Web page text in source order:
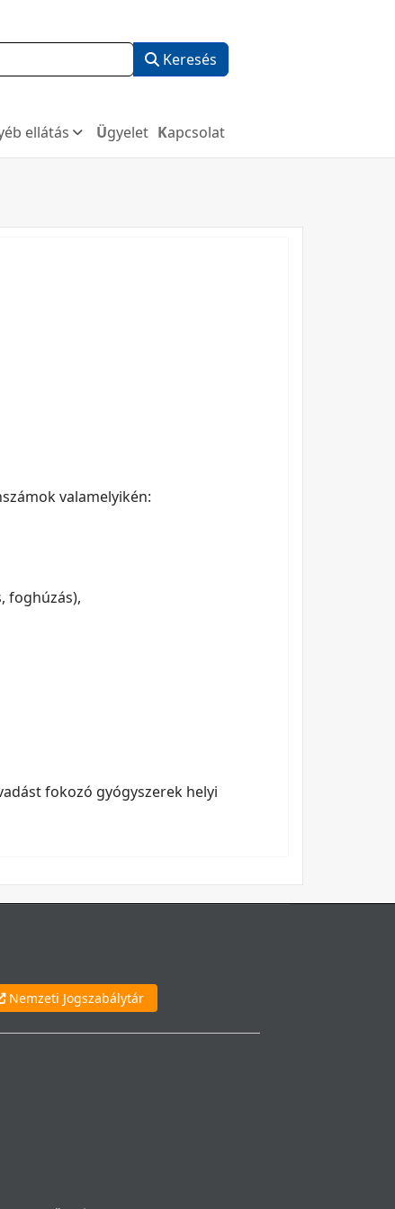
Keresés
ellátás Ügyelet Kapcsolat
valamelyikén:
foghúzás),
fokozó gyógyszerek helyi
Nemzeti Jogszabálytár